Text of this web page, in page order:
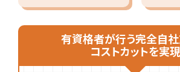
有資格者が行う完全自
コストカットを実現